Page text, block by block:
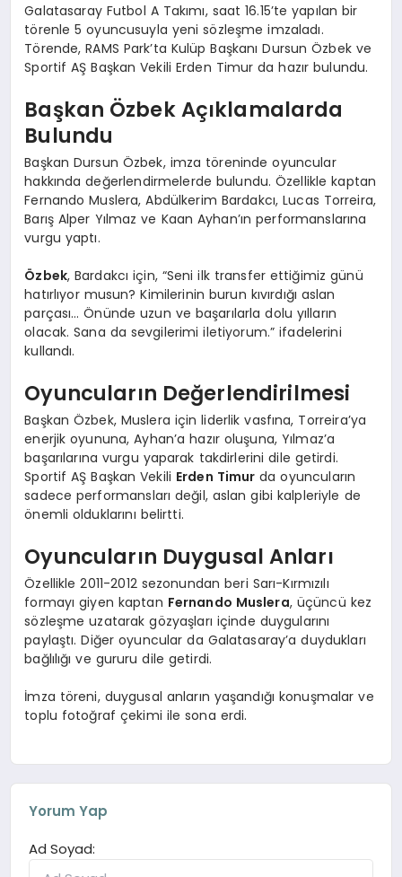
Galatasaray Futbol A Takımı, saat 16.15’te yapılan bir
törenle 5 oyuncusuyla yeni sözleşme imzaladı.
Törende, RAMS Park’ta Kulüp Başkanı Dursun Özbek ve
Sportif AŞ Başkan Vekili Erden Timur da hazır bulundu.
Başkan Özbek Açıklamalarda
Bulundu
Başkan Dursun Özbek, imza töreninde oyuncular
hakkında değerlendirmelerde bulundu. Özellikle kaptan
Fernando Muslera, Abdülkerim Bardakcı, Lucas Torreira,
Barış Alper Yılmaz ve Kaan Ayhan’ın performanslarına
vurgu yaptı.
Özbek, Bardakcı için, “Seni ilk transfer ettiğimiz günü
hatırlıyor musun? Kimilerinin burun kıvırdığı aslan
parçası… Önünde uzun ve başarılarla dolu yılların
olacak. Sana da sevgilerimi iletiyorum.” ifadelerini
kullandı.
Oyuncuların Değerlendirilmesi
Başkan Özbek, Muslera için liderlik vasfına, Torreira’ya
enerjik oyununa, Ayhan’a hazır oluşuna, Yılmaz’a
başarılarına vurgu yaparak takdirlerini dile getirdi.
Sportif AŞ Başkan Vekili Erden Timur da oyuncuların
sadece performansları değil, aslan gibi kalpleriyle de
önemli olduklarını belirtti.
Oyuncuların Duygusal Anları
Özellikle 2011-2012 sezonundan beri Sarı-Kırmızılı
formayı giyen kaptan Fernando Muslera, üçüncü kez
sözleşme uzatarak gözyaşları içinde duygularını
paylaştı. Diğer oyuncular da Galatasaray’a duydukları
bağlılığı ve gururu dile getirdi.
İmza töreni, duygusal anların yaşandığı konuşmalar ve
toplu fotoğraf çekimi ile sona erdi.
Yorum Yap
Ad Soyad: